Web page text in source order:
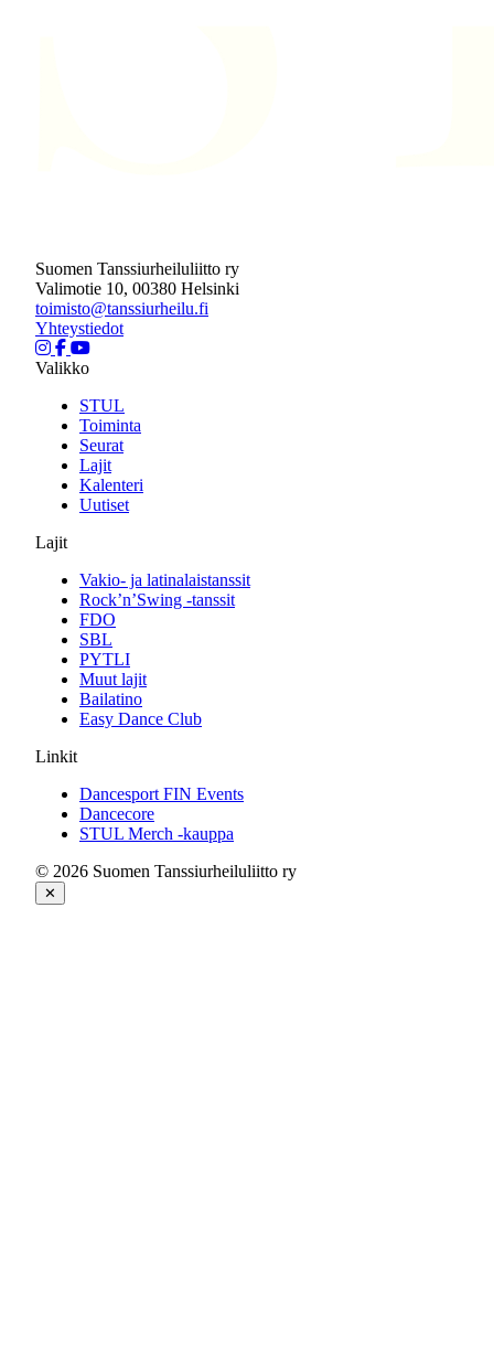
Suomen Tanssiurheiluliitto ry
Valimotie 10, 00380 Helsinki
toimisto@tanssiurheilu.fi
Yhteystiedot
Valikko
STUL
Toiminta
Seurat
Lajit
Kalenteri
Uutiset
Lajit
Vakio- ja latinalaistanssit
Rock’n’Swing -tanssit
FDO
SBL
PYTLI
Muut lajit
Bailatino
Easy Dance Club
Linkit
Dancesport FIN Events
Dancecore
STUL Merch -kauppa
© 2026 Suomen Tanssiurheiluliitto ry
✕